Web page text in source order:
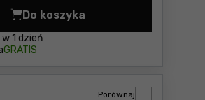
w 1 dzień
GRATIS
Do koszyka
Opalarka Makita HG6531CK
Porównaj